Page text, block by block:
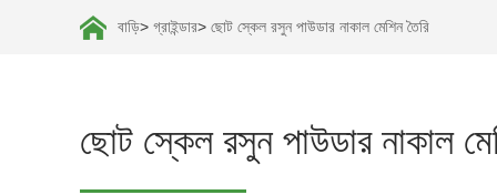
বাড়ি> গ্রাইন্ডার> ছোট স্কেল রসুন পাউডার নাকাল মেশিন তৈরি
ছোট স্কেল রসুন পাউডার নাকাল